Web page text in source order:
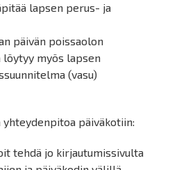
lapsen perus- ja
päivän poissaolon
löytyy myös lapsen
(vasu)
päiväkotiin:
tehdä jo kirjautumissivulta